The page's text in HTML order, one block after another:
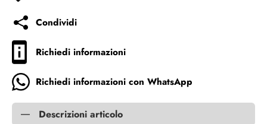
Condividi
Richiedi informazioni
Richiedi informazioni con WhatsApp
Descrizioni articolo